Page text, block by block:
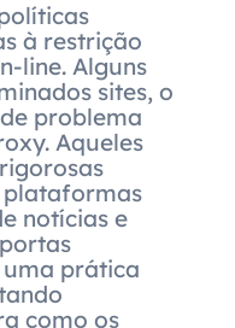
à restrição
line. Alguns
sites, o
problema
Aqueles
plataformas
notícias e
prática
como os